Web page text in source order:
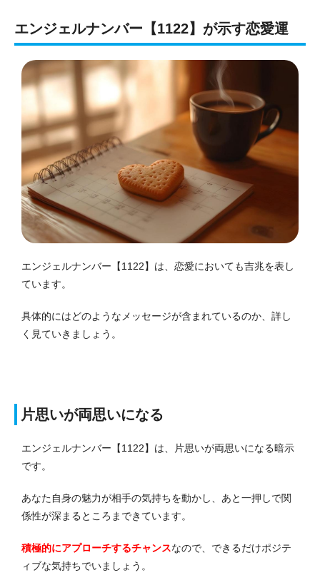
エンジェルナンバー【1122】が示す恋愛運
エンジェルナンバー【1122】は、恋愛においても吉兆を表し
ています。
具体的にはどのようなメッセージが含まれているのか、詳し
く見ていきましょう。
片思いが両思いになる
エンジェルナンバー【1122】は、片思いが両思いになる暗示
です。
あなた自身の魅力が相手の気持ちを動かし、あと一押しで関
係性が深まるところまできています。
積極的にアプローチするチャンスなので、できるだけポジテ
ィブな気持ちでいましょう。